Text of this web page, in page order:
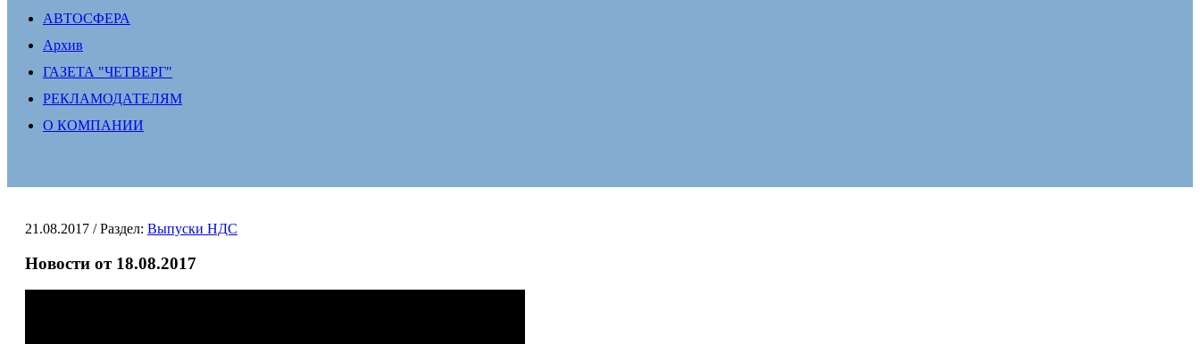
АВТОСФЕРА
Архив
ГАЗЕТА "ЧЕТВЕРГ"
РЕКЛАМОДАТЕЛЯМ
О КОМПАНИИ
21.08.2017 / Раздел: Выпуски НДС
Новости от 18.08.2017